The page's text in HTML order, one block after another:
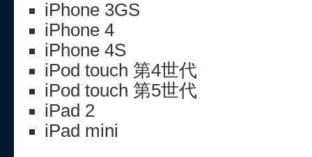
iPhone 3GS
iPhone 4
iPhone 4S
iPod touch 第4世代
iPod touch 第5世代
iPad 2
iPad mini